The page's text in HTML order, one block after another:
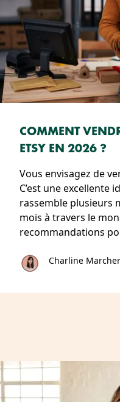
COMMENT
ETSY EN 2026 ?
Vous envisagez de
C’est une excellente
rassemble plusieurs
mois à travers le
recommandations
Charline Marcher